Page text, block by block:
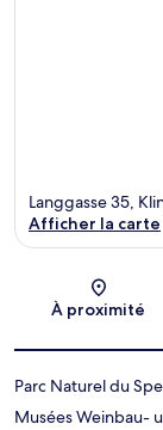
Langgasse 35,
Afficher la carte
À proximité
Parc Naturel du
Musées Weinbau-